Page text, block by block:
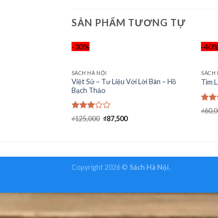
SẢN PHẨM TƯƠNG TỰ
-30%
Add to
Wishlist
SÁCH HÀ NỘI
Việt Sử – Tư Liệu Với Lời Bàn – Hồ
Bạch Thảo
Được
₫125,000 ₫87,500
-40%
SÁCH
Tìm
xếp
₫
Copyright 2026 © Sách Hà Nội.